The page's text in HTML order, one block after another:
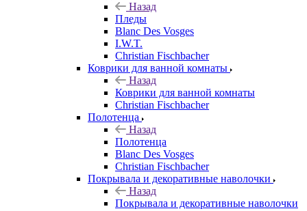
Назад
Пледы
Blanc Des Vosges
I.W.T.
Christian Fischbacher
Коврики для ванной комнаты
Назад
Коврики для ванной комнаты
Christian Fischbacher
Полотенца
Назад
Полотенца
Blanc Des Vosges
Christian Fischbacher
Покрывала и декоративные наволочки
Назад
Покрывала и декоративные наволочки